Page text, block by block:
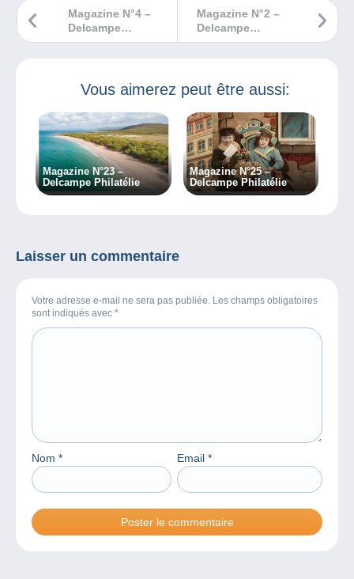
Magazine N°2 –
Delcampe
Philatélie
Magazine N°4 –
Delcampe
Philatélie
Vous aimerez peut être aussi:
Magazine N°23 –
Delcampe Philatélie
Magazine N°25 –
Delcampe Philatélie
Laisser un commentaire
Votre adresse e-mail ne sera pas publiée. Les champs obligatoires
sont indiqués avec *
Nom * Email *